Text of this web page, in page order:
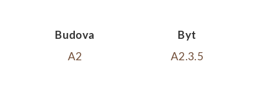
Budova
A2
Byt
A2.3.5